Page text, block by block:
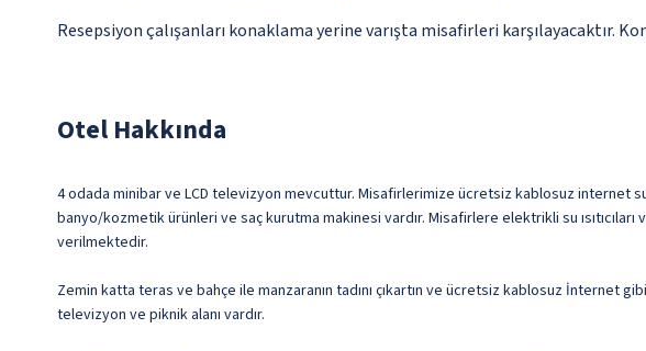
Resepsiyon çalışanları konaklama yerine varışta misafirleri
Otel Hakkında
4 odada minibar ve LCD televizyon mevcuttur. Misafirlerimize ücretsiz kablosuz internet
banyo/kozmetik ürünleri ve saç kurutma makinesi vardır. Misafirlere elektrikli su
verilmektedir.
Zemin katta teras ve bahçe ile manzaranın tadını çıkartın ve ücretsiz kablosuz İnternet
televizyon ve piknik alanı vardır.